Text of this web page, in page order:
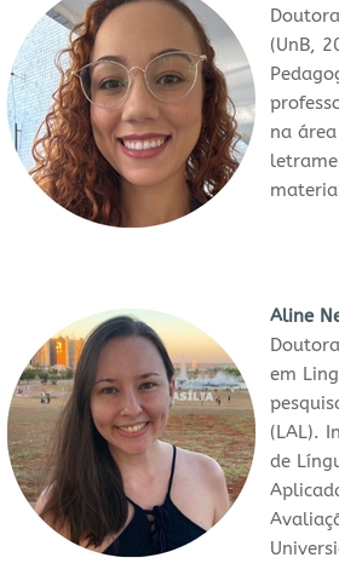
(UnB,
na
Aline
em
(LAL).
de